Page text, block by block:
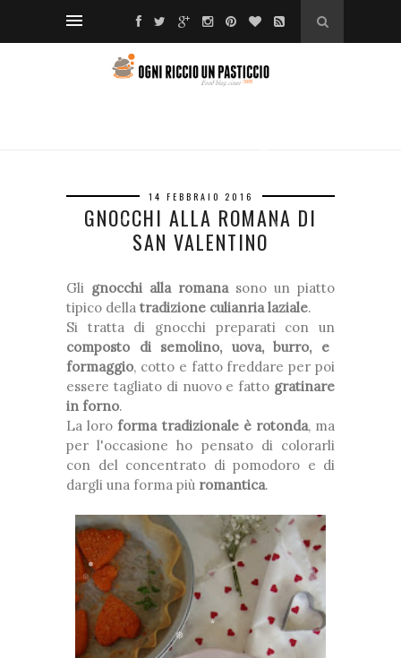
14 FEBBRAIO 2016
GNOCCHI ALLA ROMANA DI
SAN VALENTINO
Gli gnocchi alla romanasono un piatto
tipico della tradizione culianria laziale.
Si tratta di gnocchi preparati con un
composto di semolino, uova, burro, e
formaggio, cotto e fatto freddare per poi
essere tagliato di nuovo e fatto gratinare
in forno.
La loro forma tradizionale è rotonda, ma
per l'occasione ho pensato di colorarli
con del concentrato di pomodoro e di
dargli una forma più romantica.
*
❅
*
*
❆
❅
❆
❆
❆
❅